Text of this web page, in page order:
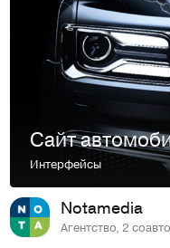
Интерфейсы
Notamedia
Агентство, 2